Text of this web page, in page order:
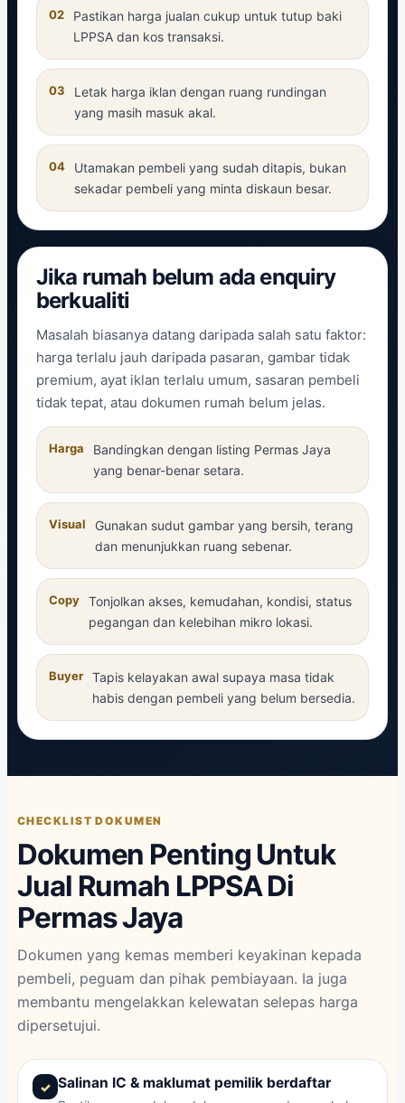
02
Pastikan harga jualan cukup untuk tutup baki
LPPSA dan kos transaksi.
03
Letak harga iklan dengan ruang rundingan
yang masih masuk akal.
04
Utamakan pembeli yang sudah ditapis, bukan
sekadar pembeli yang minta diskaun besar.
Jika rumah belum ada enquiry
berkualiti
Masalah biasanya datang daripada salah satu faktor:
harga terlalu jauh daripada pasaran, gambar tidak
premium, ayat iklan terlalu umum, sasaran pembeli
tidak tepat, atau dokumen rumah belum jelas.
Harga
Bandingkan dengan listing Permas Jaya
yang benar-benar setara.
Visual
Gunakan sudut gambar yang bersih, terang
dan menunjukkan ruang sebenar.
Copy
Tonjolkan akses, kemudahan, kondisi, status
pegangan dan kelebihan mikro lokasi.
Buyer
Tapis kelayakan awal supaya masa tidak
habis dengan pembeli yang belum bersedia.
CHECKLIST DOKUMEN
Dokumen Penting Untuk
Jual Rumah LPPSA Di
Permas Jaya
Dokumen yang kemas memberi keyakinan kepada
pembeli, peguam dan pihak pembiayaan. Ia juga
membantu mengelakkan kelewatan selepas harga
dipersetujui.
Salinan IC & maklumat pemilik berdaftar